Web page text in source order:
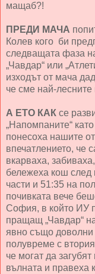
мащаб?!
ПРЕДИ МАЧА
Колев кого би
следващата фаза
„Чавдар“ или
изходът от мача
че сме най-лесните
А ЕТО КАК се
„Напомпаните“
понесоха нашите
впечатлението, че
вкарваха,
бележеха кош след
части и 51:35 на
почивката вече
София, в който ИУ
пращащ „Чавдар“
явно също доволни
полувреме с
че могат да
вълната и правеха